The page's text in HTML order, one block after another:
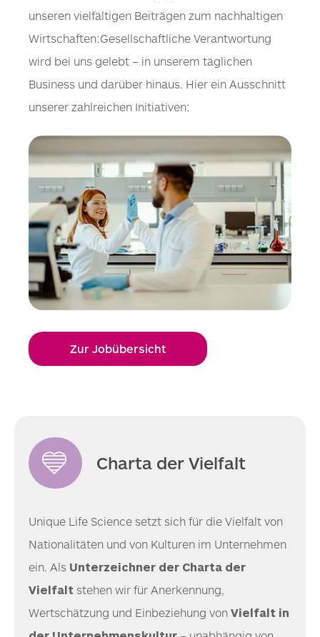
unseren vielfältigen Beiträgen zum nachhaltigen
Wirtschaften:Gesellschaftliche Verantwortung
wird bei uns gelebt – in unserem täglichen
Business und darüber hinaus. Hier ein Ausschnitt
unserer zahlreichen Initiativen:
Zur Jobübersicht
Charta der Vielfalt
Unique Life Science setzt sich für die Vielfalt von
Nationalitäten und von Kulturen im Unternehmen
ein. Als Unterzeichner der Charta der
Vielfalt stehen wir für Anerkennung,
Wertschätzung und Einbeziehung von Vielfalt in